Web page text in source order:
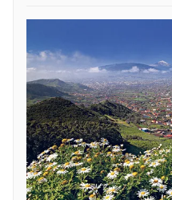
Photo
Video
VTV Money
VTV Sức khoẻ